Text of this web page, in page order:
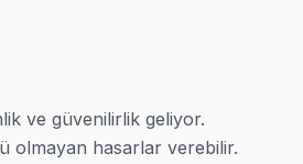
ve güvenilirlik geliyor.
olmayan hasarlar verebilir.